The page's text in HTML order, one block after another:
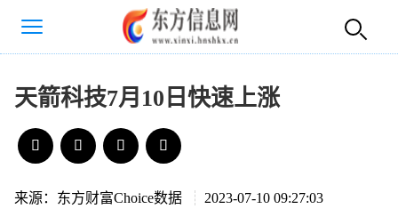
天箭科技7月10日快速上涨
来源：东方财富Choice数据 2023-07-10 09:27:03